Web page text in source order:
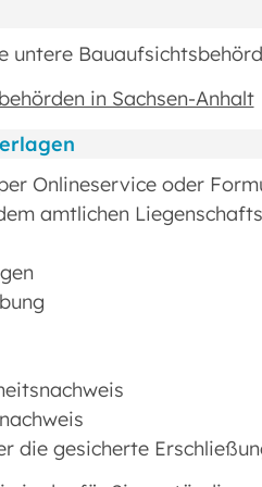
untere
in Sachsen-Anhalt
Onlineservice oder
amtlichen
die gesicherte